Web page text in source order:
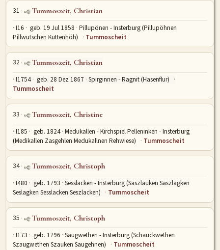
31 Tummoszeit, Christian
I16 geb. 19 Jul 1858 Pillupönen - Insterburg (Pillupöhnen
Pillwutschen Kuttenhöh)
Tummoscheit
32 Tummoszeit, Christian
I1754 geb. 28 Dez 1867 Spirginnen - Ragnit (Hasenflur)
Tummoscheit
33 Tummoszeit, Christine
I185 geb. 1824 Medukallen - Kirchspiel Pelleninken - Insterburg
(Medikallen Zasgehlen Medukallnen Rehwiese)
Tummoscheit
34 Tummoszeit, Christoph
I480 geb. 1793 Sesslacken - Insterburg (Saszlauken Saszlagken
Seslagken Sesslacken Seszlacken)
Tummoscheit
35 Tummoszeit, Christoph
I173 geb. 1796 Saugwethen - Insterburg (Schauckwethen
Szaugwethen Szauken Saugehnen)
Tummoscheit